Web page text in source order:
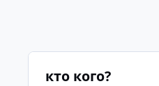
кто кого?